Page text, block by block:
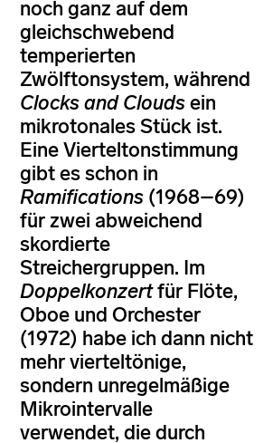
noch ganz auf dem
gleichschwebend
temperierten
Zwölftonsystem, während
Clocks and Cloudsein
mikrotonales Stück ist.
Eine Vierteltonstimmung
gibt es schon in
Ramifications (1968–69)
für zwei abweichend
skordierte
Streichergruppen. Im
Doppelkonzertfür Flöte,
Oboe und Orchester
(1972) habe ich dann nicht
mehr vierteltönige,
sondern unregelmäßige
Mikrointervalle
verwendet, die durch